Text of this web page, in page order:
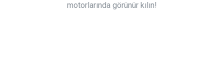
motorlarında görünür kılın!